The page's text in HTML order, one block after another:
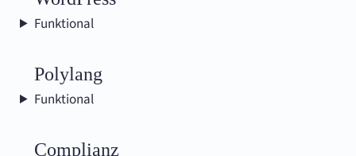
service
Funktional
to
service
Polylang
Funktional
Complianz